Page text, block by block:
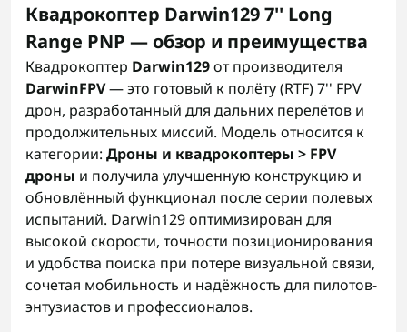
Квадрокоптер Darwin129 7'' Long
Range PNP — обзор и преимущества
Квадрокоптер Darwin129от производителя
DarwinFPV— это готовый к полёту (RTF) 7'' FPV
дрон, разработанный для дальних перелётов и
продолжительных миссий. Модель относится к
категории: Дроны и квадрокоптеры > FPV
дроны и получила улучшенную конструкцию и
обновлённый функционал после серии полевых
испытаний. Darwin129 оптимизирован для
высокой скорости, точности позиционирования
и удобства поиска при потере визуальной связи,
сочетая мобильность и надёжность для пилотов-
энтузиастов и профессионалов.